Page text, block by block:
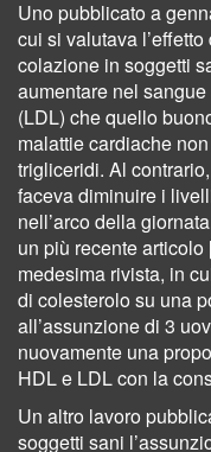
Uno pubblicato a
cui si valutava
colazione in soggetti
aumentare nel
(LDL) che quello
malattie cardiache
trigliceridi. Al
faceva diminuire i
nell’arco della
un più recente
medesima rivista, in
di colesterolo su una
all’assunzione di 3
nuovamente una
HDL e LDL con la
Un altro lavoro
soggetti sani